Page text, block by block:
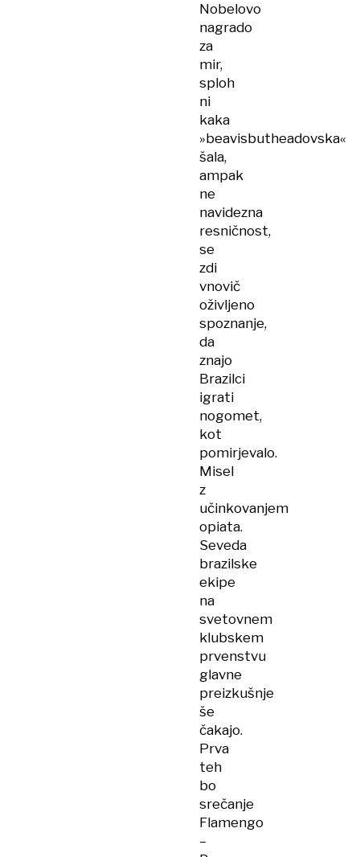
Nobelovo
nagrado
za
mir,
sploh
ni
kaka
»beavisbutheadovska«
šala,
ampak
ne
navidezna
resničnost,
se
zdi
vnovič
oživljeno
spoznanje,
da
znajo
Brazilci
igrati
nogomet,
kot
pomirjevalo.
Misel
z
učinkovanjem
opiata.
Seveda
brazilske
ekipe
na
svetovnem
klubskem
prvenstvu
glavne
preizkušnje
še
čakajo.
Prva
teh
bo
srečanje
Flamengo
–​